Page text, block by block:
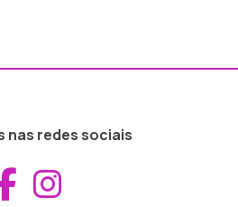
nas redes sociais
Aceder ao